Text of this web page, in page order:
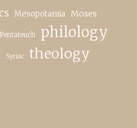
Mesopotamia Moses
Pentateuch philology
Syriac theology